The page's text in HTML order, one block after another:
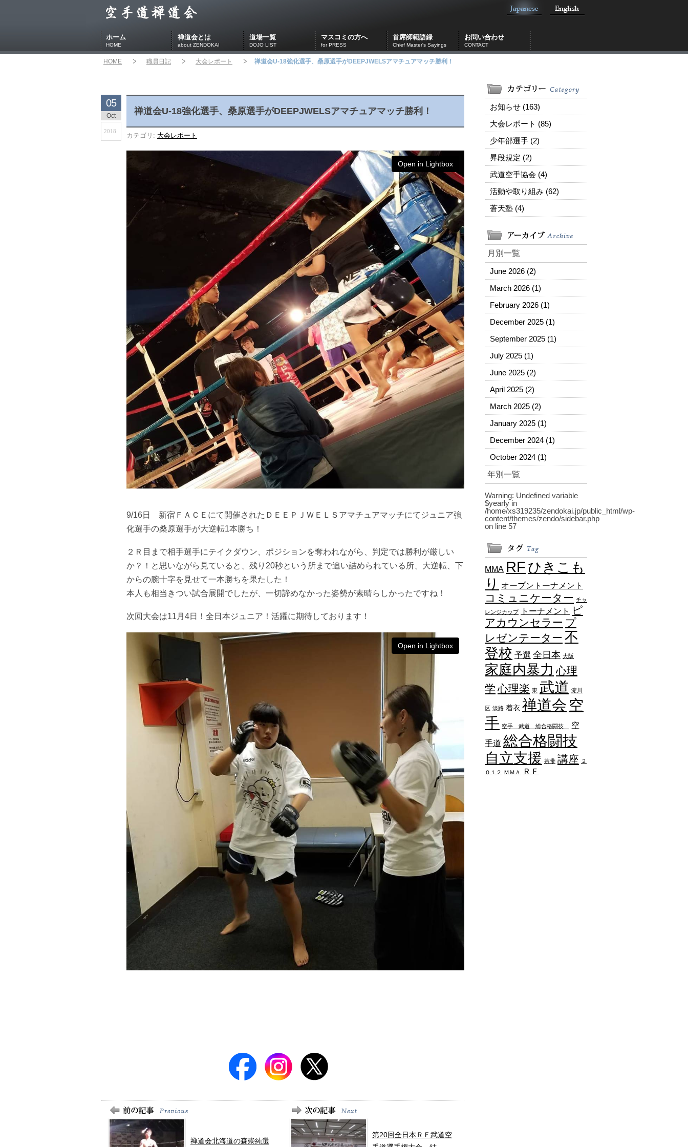
ホーム
HOME
禅道会とは
about ZENDOKAI
道場一覧
DOJO LIST
マスコミの方へ
for PRESS
首席師範語録
Chief Master's Sayings
お問い合わせ
CONTACT
HOME 職員日記 大会レポート 禅道会U-18強化選手、桑原選手がDEEPJWELSアマチュアマッチ勝利！
禅道会U-18強化選手、桑原選手がDEEPJWELSアマチュアマッチ勝利！
05
Oct
2018
カテゴリ: 大会レポート
Open in Lightbox
9/16日 新宿ＦＡＣＥにて開催されたＤＥＥＰＪＷＥＬＳアマチュアマッチにてジュニア強
化選手の桑原選手が大逆転1本勝ち！
２Ｒ目まで相手選手にテイクダウン、ポジションを奪われながら、判定では勝利が厳しい
か？！と思いながら見ていると、残り20秒という所まで追い詰められている所、大逆転、下
からの腕十字を見せて一本勝ちを果たした！
本人も相当きつい試合展開でしたが、一切諦めなかった姿勢が素晴らしかったですね！
次回大会は11月4日！全日本ジュニア！活躍に期待しております！
Open in Lightbox
禅道会北海道の森崇純選
第20回全日本ＲＦ武道空
お知らせ (163)
大会レポート (85)
少年部選手 (2)
昇段規定 (2)
武道空手協会 (4)
活動や取り組み (62)
蒼天塾 (4)
月別一覧
June 2026 (2)
March 2026 (1)
February 2026 (1)
December 2025 (1)
September 2025 (1)
July 2025 (1)
June 2025 (2)
April 2025 (2)
March 2025 (2)
January 2025 (1)
December 2024 (1)
October 2024 (1)
年別一覧
Warning: Undefined variable
$yearly in
/home/xs319235/zendokai.jp/public_html/wp-
content/themes/zendo/sidebar.php
on line 57
MMA RFひきこも
り
オープントーナメント
コミュニケーター チャ
レンジカップ
トーナメント
ピ
アカウンセラー プ
レゼンテーター 不
登校 予選 全日本 大阪
家庭内暴力 心理
学 心理楽 東 武道 淀川
区 淡路 着衣 禅道会 空
手 空手 武道 総合格闘技
空
手道 総合格闘技
自立支援 茶帯 講座
２
０１２
ＭＭＡ ＲＦ